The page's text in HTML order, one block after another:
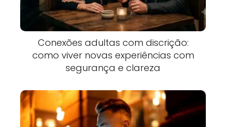
Conexões adultas com discrição:
como viver novas experiências com
segurança e clareza